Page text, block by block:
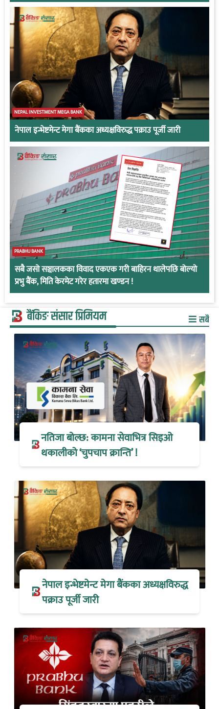
NEPAL INVESTMENT MEGA BANK
नेपाल इन्भेष्टमेन्ट मेगा बैंकका अध्यक्षविरुद्ध पक्राउ पूर्जी जारी
PRABHU BANK
सबै जसो सञ्चालकका विवाद एकएक गरी बाहिरन थालेपछि बोल्यो
प्रभु बैंक, मिति केरमेट गरेर हतारमा खण्डन !
बैंकिङ संसार प्रिमियम सबै
नतिजा बोल्छ: कामना सेवाभित्र सिइओ
थकालीको ‘चुपचाप क्रान्ति’ !
नेपाल इन्भेष्टमेन्ट मेगा बैंकका अध्यक्षविरुद्ध
पक्राउ पूर्जी जारी